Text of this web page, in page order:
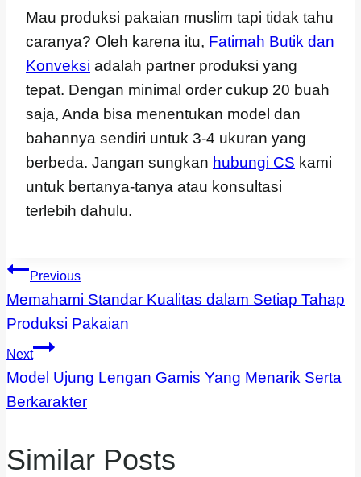
Mau produksi pakaian muslim tapi tidak tahu
caranya? Oleh karena itu, Fatimah Butik dan
Konveksi adalah partner produksi yang
tepat. Dengan minimal order cukup 20 buah
saja, Anda bisa menentukan model dan
bahannya sendiri untuk 3-4 ukuran yang
berbeda. Jangan sungkan hubungi CS kami
untuk bertanya-tanya atau konsultasi
terlebih dahulu.
Navigasi
Pos
Previous
Memahami Standar Kualitas dalam Setiap Tahap
Produksi Pakaian
Next
Model Ujung Lengan Gamis Yang Menarik Serta
Berkarakter
Similar Posts